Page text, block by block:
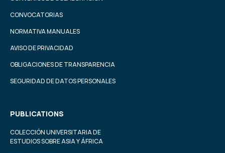
CONVOCATORIAS
NORMATIVA MANUALES
AVISO DE PRIVACIDAD
OBLIGACIONES DE TRANSPARENCIA
SEGURIDAD DE DATOS PERSONALES
PUBLICATIONS
COLECCIÓN UNIVERSITARIA DE
ESTUDIOS SOBRE ASIA Y ÁFRICA